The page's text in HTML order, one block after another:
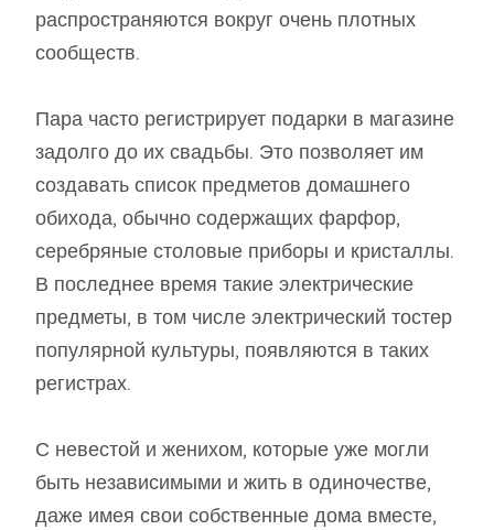
распространяются вокруг очень плотных
сообществ.
Пара часто регистрирует подарки в магазине
задолго до их свадьбы. Это позволяет им
создавать список предметов домашнего
обихода, обычно содержащих фарфор,
серебряные столовые приборы и кристаллы.
В последнее время такие электрические
предметы, в том числе электрический тостер
популярной культуры, появляются в таких
регистрах.
С невестой и женихом, которые уже могли
быть независимыми и жить в одиночестве,
даже имея свои собственные дома вместе,